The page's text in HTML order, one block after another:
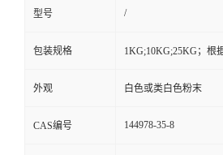
型号 /
包装规格 1KG;10KG;25KG；根
外观 白色或类白色粉末
CAS编号 144978-35-8